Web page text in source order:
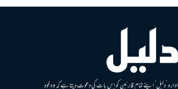
ادارہ ’دلیل‘ اپنے تمام قارئین کو اس بات کی دعوت دیتا ہے کہ وہ خود